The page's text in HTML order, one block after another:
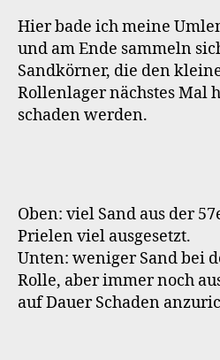
Hier bade ich meine
und am Ende sammeln
Sandkörner, die den
Rollenlager nächstes Mal
schaden werden.
Oben: viel Sand aus der
Prielen viel ausgesetzt.
Unten: weniger Sand bei
Rolle, aber immer noch
auf Dauer Schaden